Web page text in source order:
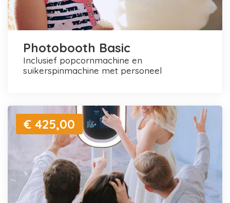
Photobooth Basic
inclusief popcornmachine en
suikerspinmachine met personeel
€ 425,00